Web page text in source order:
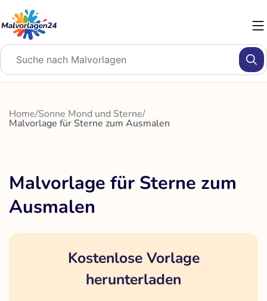
Inhalt
springen
Home/Sonne Mond und Sterne/
Malvorlage für Sterne zum Ausmalen
Malvorlage für Sterne zum
Ausmalen
Kostenlose Vorlage
herunterladen